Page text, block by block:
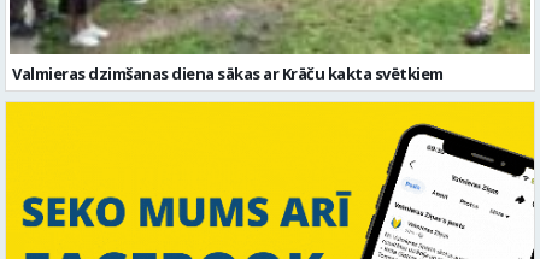
Valmieras dzimšanas diena sākas ar Krāču kakta svētkiem